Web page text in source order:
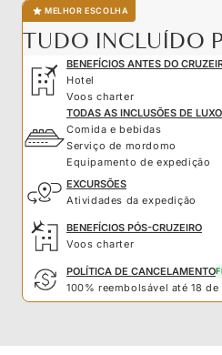
MELHOR ESCOLHA
TUDO INCLUÍDO
BENEFÍCIOS ANTES DO
Hotel
Voos charter
TODAS AS INCLUSÕES DE
Comida e bebidas
Serviço de mordomo
Equipamento de expedição
EXCURSÕES
Atividades da expedição
BENEFÍCIOS PÓS-CRUZEIRO
Voos charter
POLÍTICA DE CANCELAMENTO
100% reembolsável até 18